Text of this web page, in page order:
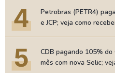
4
Petrobras (PETR4)
e JCP; veja como
5
CDB pagando 105%
mês com nova Selic;